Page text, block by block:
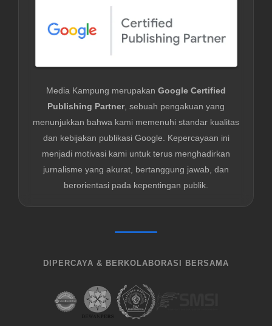
Media Kampung merupakan Google Certified
Publishing Partner, sebuah pengakuan yang
menunjukkan bahwa kami memenuhi standar kualitas
dan kebijakan publikasi Google. Kepercayaan ini
menjadi motivasi kami untuk terus menghadirkan
jurnalisme yang akurat, bertanggung jawab, dan
berorientasi pada kepentingan publik.
DIPERCAYA & BERKOLABORASI BERSAMA